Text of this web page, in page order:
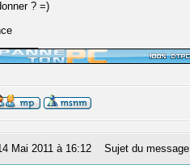
? =)
Mai 2011 à 16:12 Sujet du